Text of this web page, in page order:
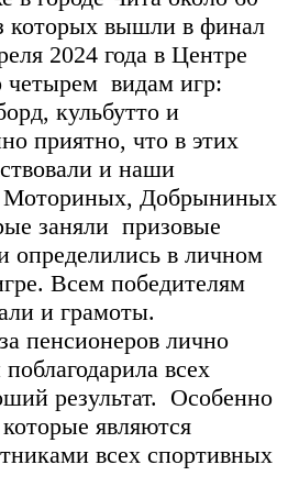
которых вышли в финал
2024 года в Центре
четырем видам игр:
кульбутто и
приятно, что в этих
и наши
Моториных, Добрыниных
заняли призовые
определились в личном
Всем победителям
и грамоты.
пенсионеров лично
всех
результат. Особенно
являются
всех спортивных